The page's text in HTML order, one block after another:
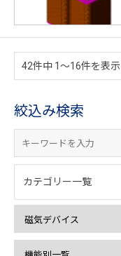
42件中 1〜16件を表示
絞込み検索
カテゴリー一覧